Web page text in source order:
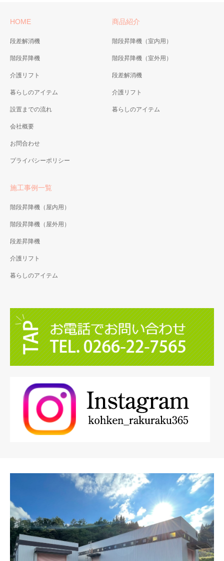
HOME
段差解消機
階段昇降機
介護リフト
暮らしのアイテム
設置までの流れ
会社概要
お問合わせ
プライバシーポリシー
商品紹介
階段昇降機（室内用）
階段昇降機（室外用）
段差解消機
介護リフト
暮らしのアイテム
施工事例一覧
階段昇降機（屋内用）
階段昇降機（屋外用）
段差昇降機
介護リフト
暮らしのアイテム